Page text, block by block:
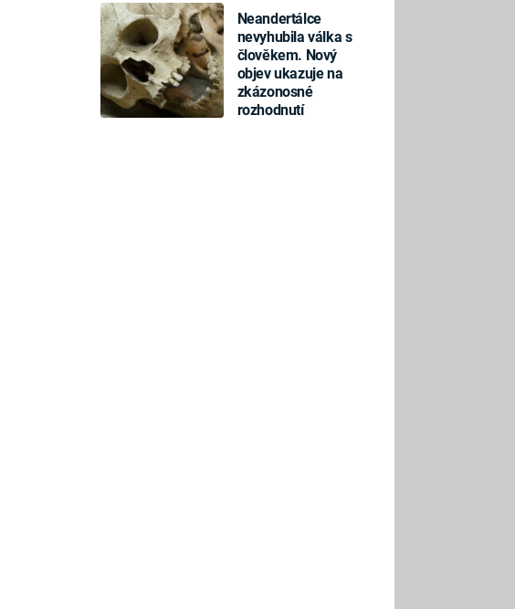
Neandertálce
nevyhubila válka s
člověkem. Nový
objev ukazuje na
zkázonosné
rozhodnutí